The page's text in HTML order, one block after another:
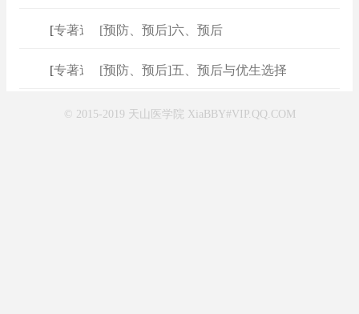
专著速查 ]
[预防、预后]六、预后
专著速查 ]
[预防、预后]五、预后与优生选择
© 2015-2019 天山医学院 XiaBBY#VIP.QQ.COM